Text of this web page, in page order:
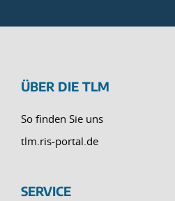
ÜBER DIE TLM
So finden Sie uns
tlm.ris-portal.de
SERVICE